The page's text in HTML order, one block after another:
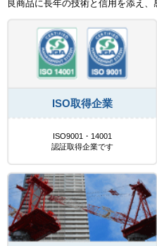
良商品に長年の技術と信用を添え、
ISO取得企業
ISO9001・14001
認証取得企業です